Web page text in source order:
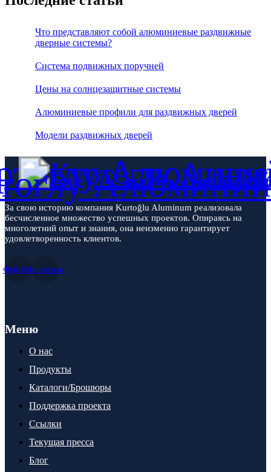
Что представляют собой алюминиевые раздвижные
дверные системы?
Система подвижных поручней
Цены на солнцезащитные системы
Алюминиевые профили для раздвижных дверей
Модели раздвижных дверей
За свою историю компания Kurtoğlu Aluminum реализовала
бесчисленное множество успешных проектов. Опираясь на
многолетний опыт и знания, она неизменно гарантирует
удовлетворенность клиентов.
ФейсбукИнстаграм
Меню
О нас
Продукты
Каталоги/Брошюры
Поддержка проекта
Ссылки
Текущая пресса
Блог